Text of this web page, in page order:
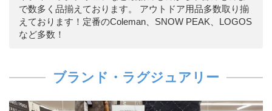
で数多く品揃えております。 アウトドア用品多数取り揃
えております！定番のColeman、SNOW PEAK、LOGOS
など多数！
ブランド・ラグジュアリー